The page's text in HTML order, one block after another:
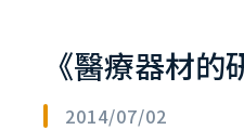
《醫療器材的
2014/07/02